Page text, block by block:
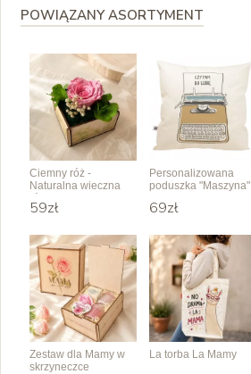
POWIĄZANY ASORTYMENT
Ciemny róż -
Naturalna wieczna
59zł
Personalizowana
poduszka "Maszyna"
69zł
Zestaw dla Mamy w
skrzyneczce
La torba La Mamy